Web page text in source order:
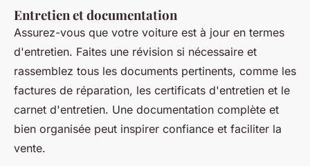
Entretien et documentation
Assurez-vous que votre voiture est à jour en termes
d'entretien. Faites une révision si nécessaire et
rassemblez tous les documents pertinents, comme les
factures de réparation, les certificats d'entretien et le
carnet d'entretien. Une documentation complète et
bien organisée peut inspirer confiance et faciliter la
vente.